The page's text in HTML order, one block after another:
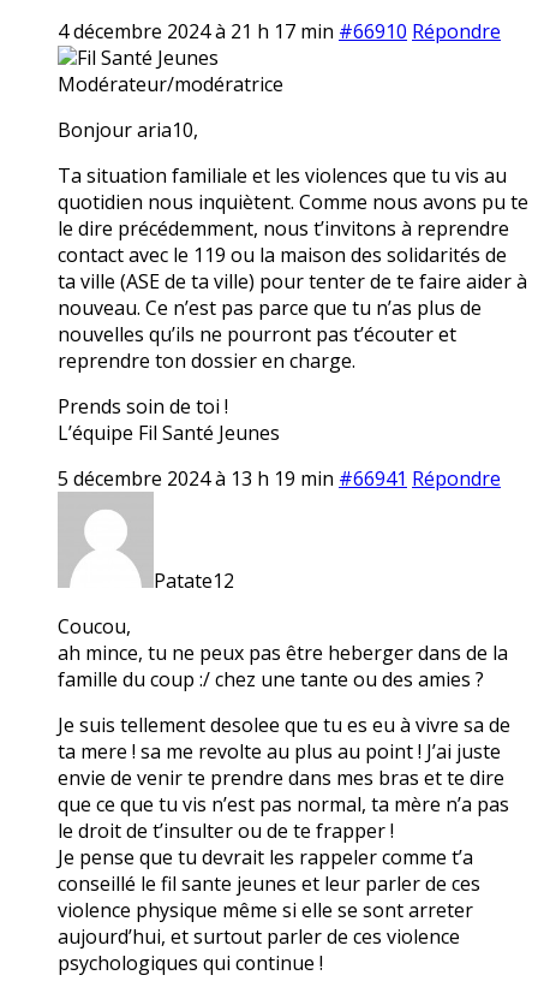
4 décembre 2024 à 21 h 17 min #66910 Répondre
Fil Santé Jeunes
Modérateur/modératrice
Bonjour aria10,
Ta situation familiale et les violences que tu vis au
quotidien nous inquiètent. Comme nous avons pu te
le dire précédemment, nous t’invitons à reprendre
contact avec le 119 ou la maison des solidarités de
ta ville (ASE de ta ville) pour tenter de te faire aider à
nouveau. Ce n’est pas parce que tu n’as plus de
nouvelles qu’ils ne pourront pas t’écouter et
reprendre ton dossier en charge.
Prends soin de toi !
L’équipe Fil Santé Jeunes
5 décembre 2024 à 13 h 19 min #66941 Répondre
Patate12
Coucou,
ah mince, tu ne peux pas être heberger dans de la
famille du coup :/ chez une tante ou des amies ?
Je suis tellement desolee que tu es eu à vivre sa de
ta mere ! sa me revolte au plus au point ! J’ai juste
envie de venir te prendre dans mes bras et te dire
que ce que tu vis n’est pas normal, ta mère n’a pas
le droit de t’insulter ou de te frapper !
Je pense que tu devrait les rappeler comme t’a
conseillé le fil sante jeunes et leur parler de ces
violence physique même si elle se sont arreter
aujourd’hui, et surtout parler de ces violence
psychologiques qui continue !